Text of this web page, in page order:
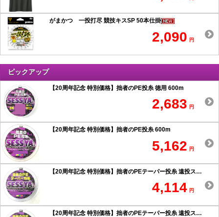
がまかつ 一投打尽 競技キスSP 50本仕掛
2,090 円
ピックアップ
【20周年記念 特別価格】拙者のPE投糸 徳用 600m
2,683 円
【20周年記念 特別価格】拙者のPE投糸 600m
5,162 円
【20周年記念 特別価格】拙者のPEテーパー投糸 遠投スペシャル 0.6号以上
4,114 円
【20周年記念 特別価格】拙者のPEテーパー投糸 遠投スペシャル 0.5号以下